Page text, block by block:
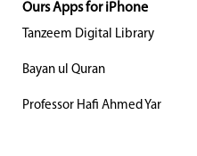
Ours Apps for iPhone
Tanzeem Digital Library
Bayan ul Quran
Professor Hafi Ahmed Yar